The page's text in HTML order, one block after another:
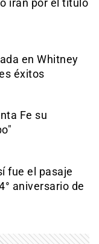
irán por el título
en Whitney
éxitos
Fe su
fue el pasaje
aniversario de